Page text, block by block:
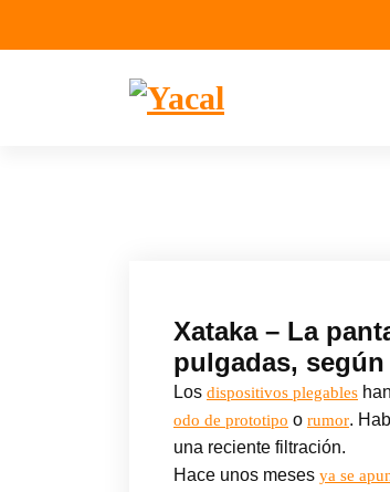
Xataka – La
pulgadas,
Los dispositivos plegables
odo de prototipo o rumor.
una reciente filtración.
Hace unos meses ya se